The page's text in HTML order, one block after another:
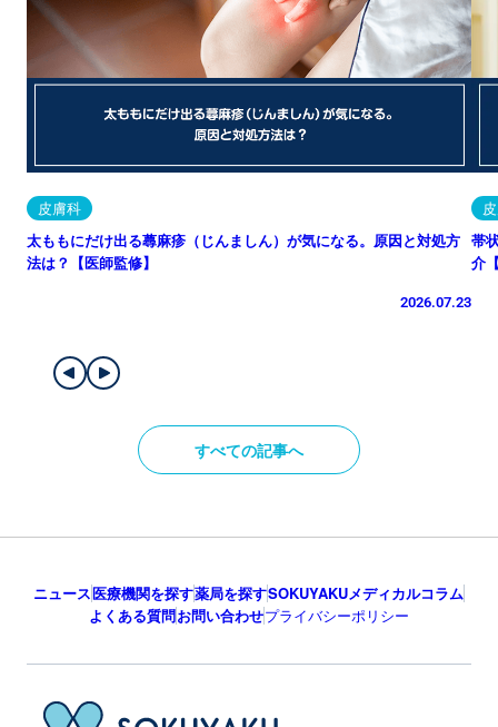
皮膚科
太ももにだけ出る蕁麻疹（じんましん）が気になる。原因と対処方
法は？【医師監修】
2026.07.23
帯
介
すべての記事へ
ニュース医療機関を探す薬局を探すSOKUYAKUメディカルコラム
よくある質問お問い合わせプライバシーポリシー